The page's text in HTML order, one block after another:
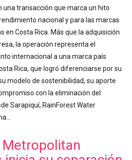
una transacción que marca un hito
nacional y para las marcas
en Costa Rica. Más que la adquisición
la operación representa el
internacional a una marca país
Rica, que logró diferenciarse por su
modelo de sostenibilidad, su aporte
con la eliminación del
Sarapiquí, RainForest Water
Metropolitan